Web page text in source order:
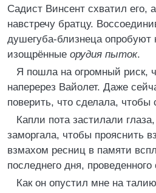
Садист Винсент схватил его,
навстречу братцу.
душегуба-близнеца опробуют
изощрённые орудия пыток.
Я пошла на огромный риск,
наперерез Вайолет. Даже
поверить, что сделала, чтобы
Капли пота застилали
заморгала, чтобы прояснить
взмахом ресниц в памяти
последнего дня,
Как он опустил мне на